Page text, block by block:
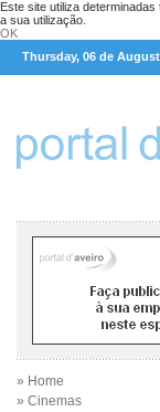
Este site utiliza
a sua utilização.
OK
Thursday, 06 de
» Home
» Cinemas